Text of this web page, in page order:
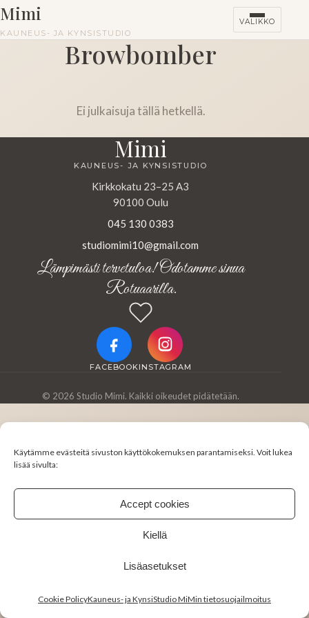
Käytämme evästeitä sivuston käyttökokemuksen parantamiseksi. Voit lukea
lisää sivulta:
Accept cookies
Kiellä
Lisäasetukset
Cookie PolicyKauneus- ja KynsiStudio MiMin tietosuojailmoitus
Mimi
KAUNEUS- JA KYNSISTUDIO
VALIKKO
Browbomber
Ei julkaisuja tällä hetkellä.
Mimi
KAUNEUS- JA KYNSISTUDIO
Kirkkokatu 23–25 A3
90100 Oulu
045 130 0383
studiomimi10@gmail.com
Lämpimästi tervetuloa! Odotamme sinua
Rotuaarilla.
FACEBOOKINSTAGRAM
© 2026 Studio Mimi. Kaikki oikeudet pidätetään.